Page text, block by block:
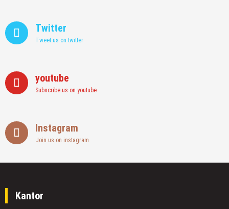
Twitter
Tweet us on twitter
youtube
Subscribe us on youtube
Instagram
Join us on instagram
Kantor